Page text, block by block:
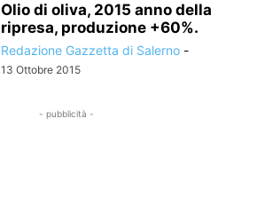
Olio di oliva, 2015 anno della
ripresa, produzione +60%.
Redazione Gazzetta di Salerno -
13 Ottobre 2015
- pubblicità -